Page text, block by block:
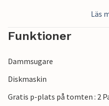
Hässleholm finns
Älmhult Ikea Museum och
många vackra
bland annat älg, hjort och
underbar natur.
Läs
Funktioner
Dammsugare
Diskmaskin
Gratis p-plats på tomten : 2